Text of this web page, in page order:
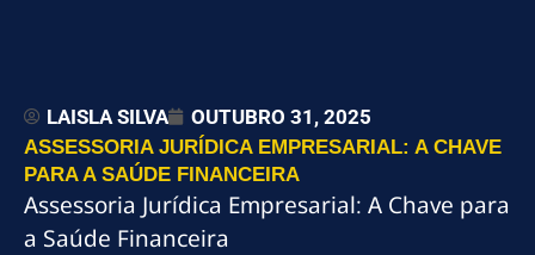
LAISLA SILVA OUTUBRO 31, 2025
ASSESSORIA JURÍDICA EMPRESARIAL: A CHAVE
PARA A SAÚDE FINANCEIRA
Assessoria Jurídica Empresarial: A Chave para
a Saúde Financeira